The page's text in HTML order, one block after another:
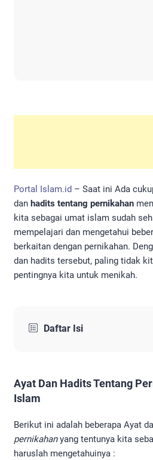
Portal Islam.id – Saat ini Ada
dan hadits tentang pernikahan
kita sebagai umat islam sudah
mempelajari dan mengetahui
berkaitan dengan pernikahan.
dan hadits tersebut, paling tidak
pentingnya kita untuk menikah.
Daftar Isi
Ayat Dan Hadits Tentang
Islam
Berikut ini adalah beberapa Ayat
pernikahanyang tentunya kita
haruslah mengetahuinya :